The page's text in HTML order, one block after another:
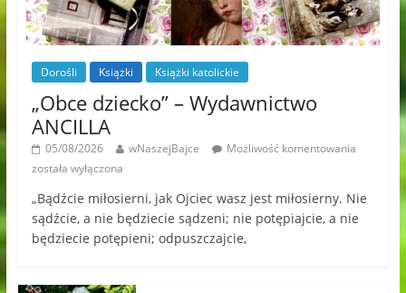
Dorośli Książki Książki katolickie
„Obce dziecko” – Wydawnictwo
ANCILLA
05/08/2026 wNaszejBajce
Możliwość komentowania
została wyłączona
„Bądźcie miłosierni, jak Ojciec wasz jest miłosierny. Nie
sądźcie, a nie będziecie sądzeni; nie potępiajcie, a nie
będziecie potępieni; odpuszczajcie,